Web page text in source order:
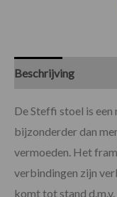
Beschrijving
De Steffi stoel is
bijzonderder dan
vermoeden. Het
verbindingen zijn
komt tot stand